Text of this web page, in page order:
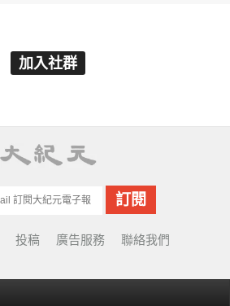
加入社群
投稿 廣告服務 聯絡我們